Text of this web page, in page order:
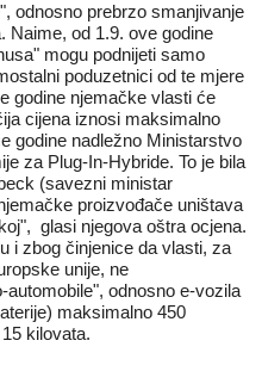
odnosno prebrzo smanjivanje
Naime, od 1.9. ove godine
mogu podnijeti samo
poduzetnici od te mjere
godine njemačke vlasti će
cijena iznosi maksimalno
godine nadležno Ministarstvo
za Plug-In-Hybride. To je bila
(savezni ministar
proizvođače uništava
glasi njegova oštra ocjena.
i zbog činjenice da vlasti, za
unije, ne
odnosno e-vozila
maksimalno 450
kilovata.